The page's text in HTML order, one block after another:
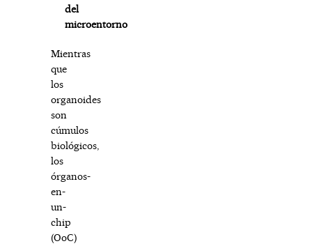
del
microentorno
Mientras
que
los
organoides
son
cúmulos
biológicos,
los
órganos-
en-
un-
chip
(OoC)